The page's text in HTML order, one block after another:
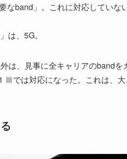
なband」。これに対応してい
は、5G。
は、見事に全キャリアのband
Ⅲでは対応になった。これは、大